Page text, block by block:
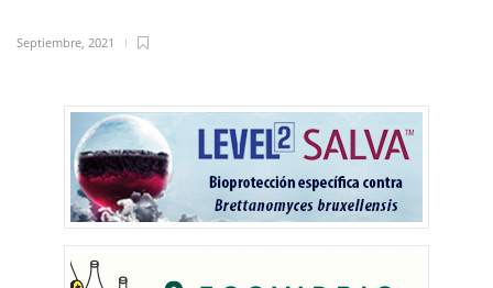
Septiembre, 2021